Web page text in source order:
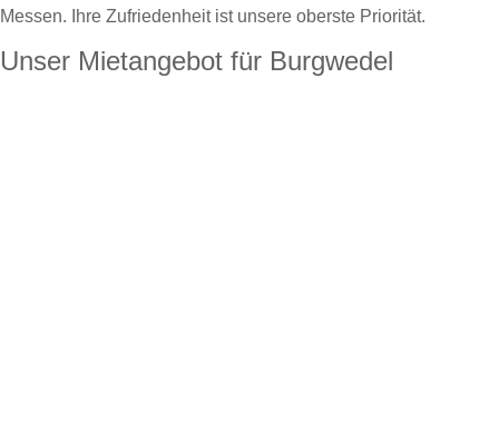
Messen. Ihre Zufriedenheit ist unsere oberste Priorität.
Unser Mietangebot für Burgwedel